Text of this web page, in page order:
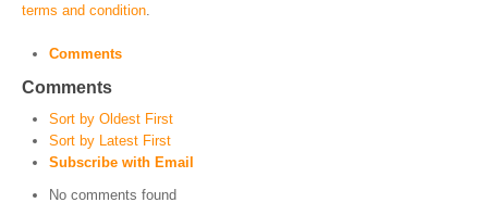
terms and condition
Comments
Comments
Sort by Oldest First
Sort by Latest First
Subscribe with Email
No comments found